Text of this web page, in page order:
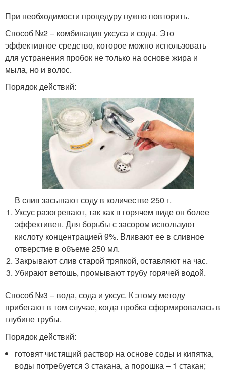
При необходимости процедуру нужно повторить.
Способ №2 – комбинация уксуса и соды. Это
эффективное средство, которое можно использовать
для устранения пробок не только на основе жира и
мыла, но и волос.
Порядок действий:
В слив засыпают соду в количестве 250 г.
Уксус разогревают, так как в горячем виде он более
эффективен. Для борьбы с засором используют
кислоту концентрацией 9%. Вливают ее в сливное
отверстие в объеме 250 мл.
Закрывают слив старой тряпкой, оставляют на час.
Убирают ветошь, промывают трубу горячей водой.
Способ №3 – вода, сода и уксус. К этому методу
прибегают в том случае, когда пробка сформировалась в
глубине трубы.
Порядок действий:
готовят чистящий раствор на основе соды и кипятка,
воды потребуется 3 стакана, а порошка – 1 стакан;